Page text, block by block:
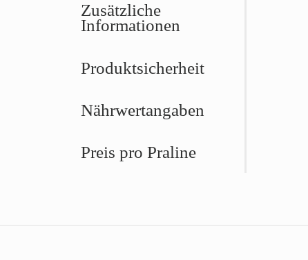
Zusätzliche
Informationen
Produktsicherheit
Nährwertangaben
Preis pro Praline